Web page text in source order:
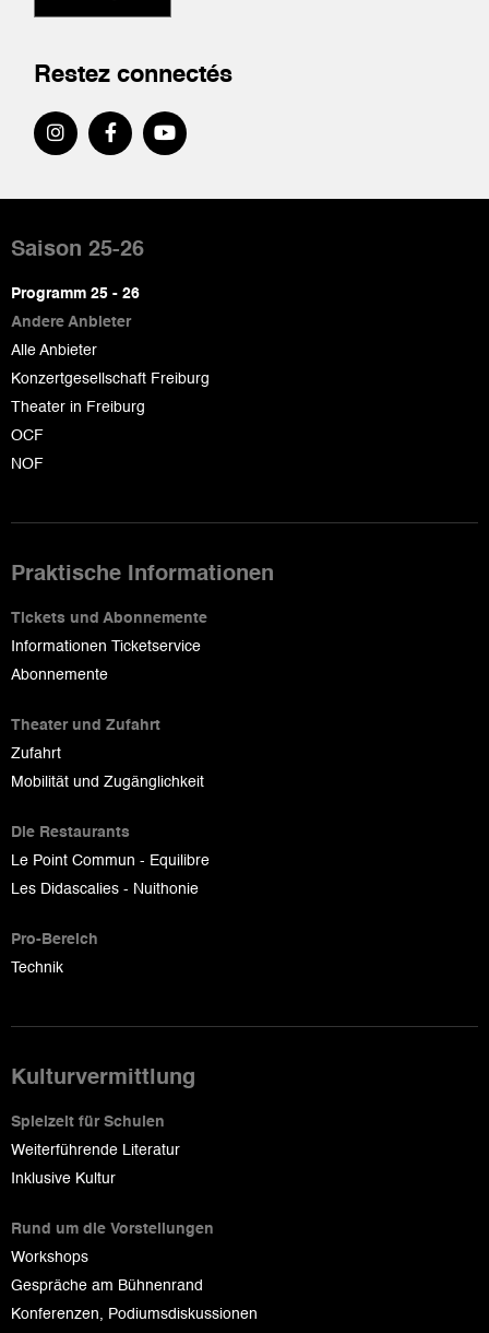
Restez connectés
de
page
Saison 25-26
Programm 25 - 26
Andere Anbieter
Alle Anbieter
Konzertgesellschaft Freiburg
Theater in Freiburg
OCF
NOF
Praktische Informationen
Tickets und Abonnemente
Informationen Ticketservice
Abonnemente
Theater und Zufahrt
Zufahrt
Mobilität und Zugänglichkeit
Die Restaurants
Le Point Commun - Equilibre
Les Didascalies - Nuithonie
Pro-Bereich
Technik
Kulturvermittlung
Spielzeit für Schulen
Weiterführende Literatur
Inklusive Kultur
Rund um die Vorstellungen
Workshops
Gespräche am Bühnenrand
Konferenzen, Podiumsdiskussionen